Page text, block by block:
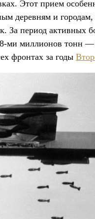
Этот прием
деревням и городам,
За период активных
ми миллионов тонн
фронтах за годы